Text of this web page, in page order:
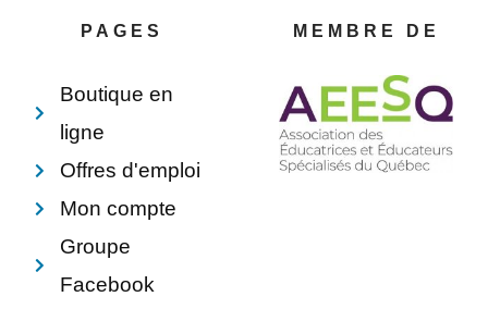
p
e
PAGES
Boutique en
ligne
Offres d'emploi
Mon compte
Groupe
Facebook
MEMBRE DE